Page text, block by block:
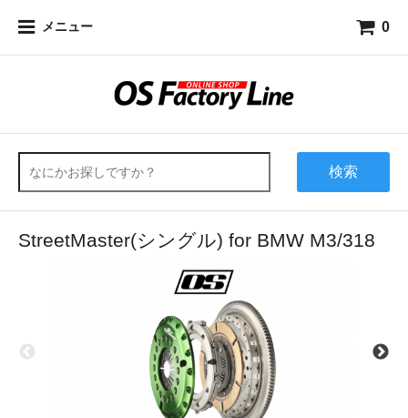
メニュー 0
検索
StreetMaster(シングル) for BMW M3/318